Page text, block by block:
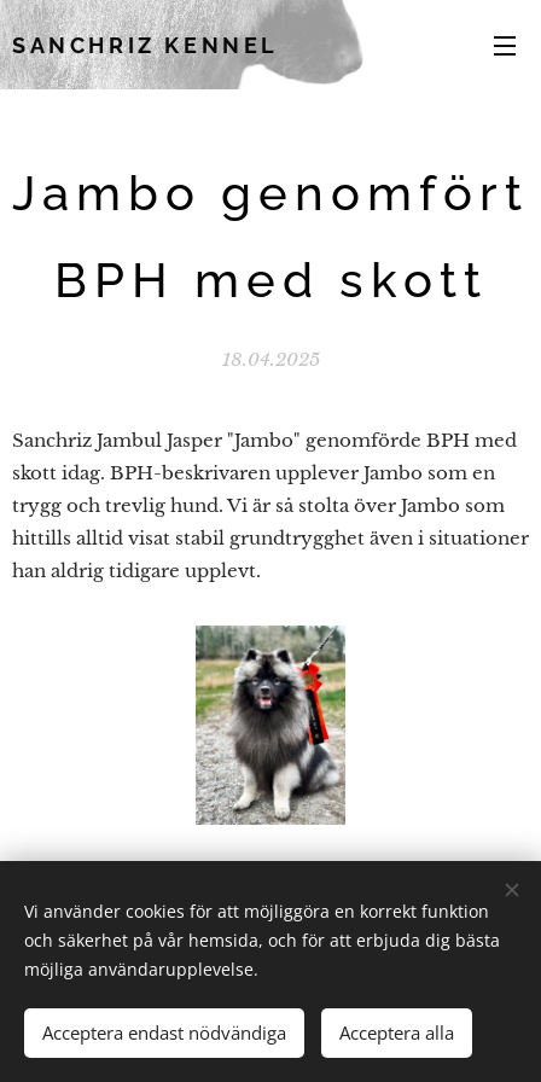
SANCHRIZ KENNEL
Jambo genomfört
BPH med skott
18.04.2025
Sanchriz Jambul Jasper "Jambo" genomförde BPH med
skott idag. BPH-beskrivaren upplever Jambo som en
trygg och trevlig hund. Vi är så stolta över Jambo som
hittills alltid visat stabil grundtrygghet även i situationer
han aldrig tidigare upplevt.
Skapad medWebnode Cookies
Vi använder cookies för att möjliggöra en korrekt funktion
och säkerhet på vår hemsida, och för att erbjuda dig bästa
möjliga användarupplevelse.
Acceptera endast nödvändiga Acceptera alla